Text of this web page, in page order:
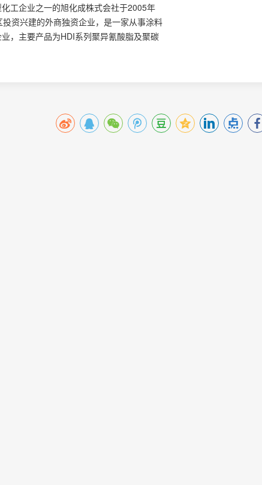
工企业之一的旭化成株式会社于2005年
资兴建的外商独资企业，是一家从事涂料
，主要产品为HDI系列聚异氰酸脂及聚碳